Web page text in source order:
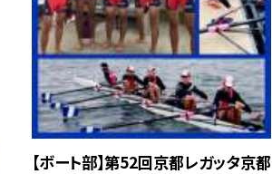
【ボート部】第52回京都レガッタ京都